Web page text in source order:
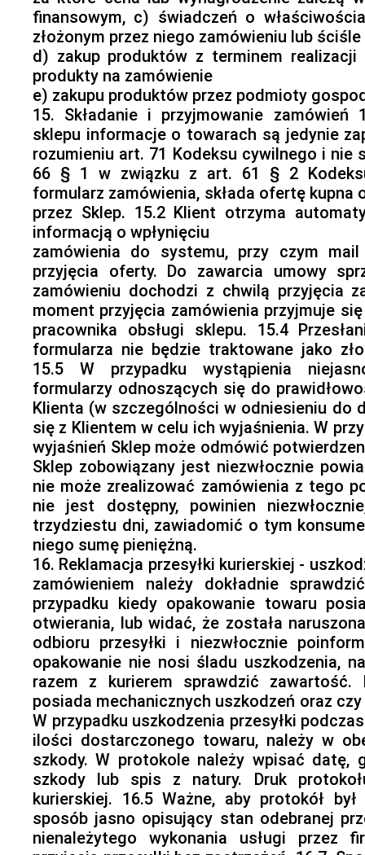
finansowym, c) świadczeń o
złożonym przez niego zamówieniu lub
d) zakup produktów z terminem
produkty na zamówienie
e) zakupu produktów przez podmioty
15. Składanie i przyjmowanie zamówień
sklepu informacje o towarach są jedynie
rozumieniu art. 71 Kodeksu cywilnego i
66 § 1 w związku z art. 61 § 2
formularz zamówienia, składa ofertę
przez Sklep. 15.2 Klient otrzyma
informacją o wpłynięciu
zamówienia do systemu, przy czym
przyjęcia oferty. Do zawarcia umowy
zamówieniu dochodzi z chwilą przyjęcia
moment przyjęcia zamówienia przyjmuje
pracownika obsługi sklepu. 15.4
formularza nie będzie traktowane jako
15.5 W przypadku wystąpienia
formularzy odnoszących się do
Klienta (w szczególności w odniesieniu do
się z Klientem w celu ich wyjaśnienia. W
wyjaśnień Sklep może odmówić
Sklep zobowiązany jest niezwłocznie
nie może zrealizować zamówienia z tego
nie jest dostępny, powinien
trzydziestu dni, zawiadomić o tym
niego sumę pieniężną.
16. Reklamacja przesyłki kurierskiej -
zamówieniem należy dokładnie
przypadku kiedy opakowanie towaru
otwierania, lub widać, że została
odbioru przesyłki i niezwłocznie
opakowanie nie nosi śladu uszkodzenia,
razem z kurierem sprawdzić
posiada mechanicznych uszkodzeń oraz
W przypadku uszkodzenia przesyłki
ilości dostarczonego towaru, należy w
szkody. W protokole należy wpisać datę,
szkody lub spis z natury. Druk
kurierskiej. 16.5 Ważne, aby protokół
sposób jasno opisujący stan odebranej
nienależytego wykonania usługi przez